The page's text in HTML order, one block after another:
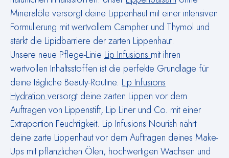
Mineralöle versorgt deine Lippenhaut mit einer intensiven
Formulierung mit wertvollem Campher und Thymol und
stärkt die Lipidbarriere der zarten Lippenhaut.
Unsere neue Pflege-Linie Lip Infusions mit ihren
wertvollen Inhaltsstoffen ist die perfekte Grundlage für
deine tägliche Beauty-Routine. Lip Infusions
Hydration versorgt deine zarten Lippen vor dem
Auftragen von Lippenstift, Lip Liner und Co. mit einer
Extraportion Feuchtigkeit. Lip Infusions Nourish nährt
deine zarte Lippenhaut vor dem Auftragen deines Make-
Ups mit pflanzlichen Ölen, hochwertigen Wachsen und